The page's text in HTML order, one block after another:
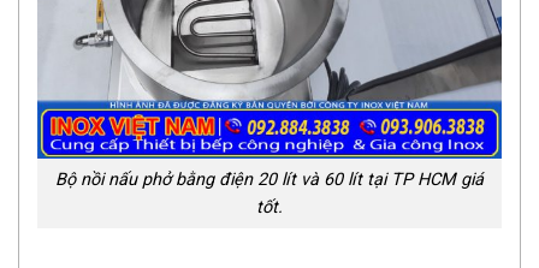
Bộ nồi nấu phở bằng điện 20 lít và 60 lít tại TP HCM giá
tốt.